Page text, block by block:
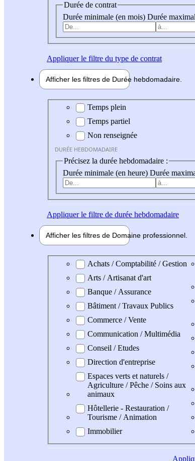
Durée de contrat
Durée minimale (en mois) Durée
Appliquerle filtre du type de contrat
Afficher les filtres de Durée hebdomadaire
Durée hebdomadaire
Temps plein
Temps partiel
Non renseignée
DURÉE HEBDOMADAIRE
Précisez la durée hebdomadaire :
Durée minimale (en heure) Durée
Appliquerle filtre de durée hebdomadaire
Afficher les filtres de Domaine professionnel
Domaine professionel
Achats / Comptabilité / Gestion
Arts / Artisanat d'art
Banque / Assurance
Bâtiment / Travaux Publics
Commerce / Vente
Communication / Multimédia
Conseil / Etudes
Direction d'entreprise
Espaces verts et naturels /
Agriculture / Pêche / Soins aux
animaux
Hôtellerie - Restauration /
Tourisme / Animation
Immobilier